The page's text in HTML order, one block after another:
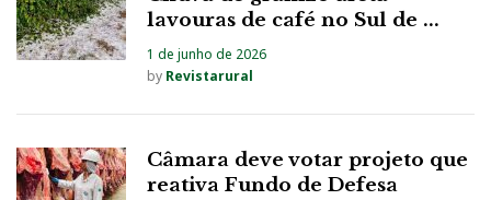
lavouras de café no Sul de ...
1 de junho de 2026
by Revistarural
Câmara deve votar projeto que
reativa Fundo de Defesa